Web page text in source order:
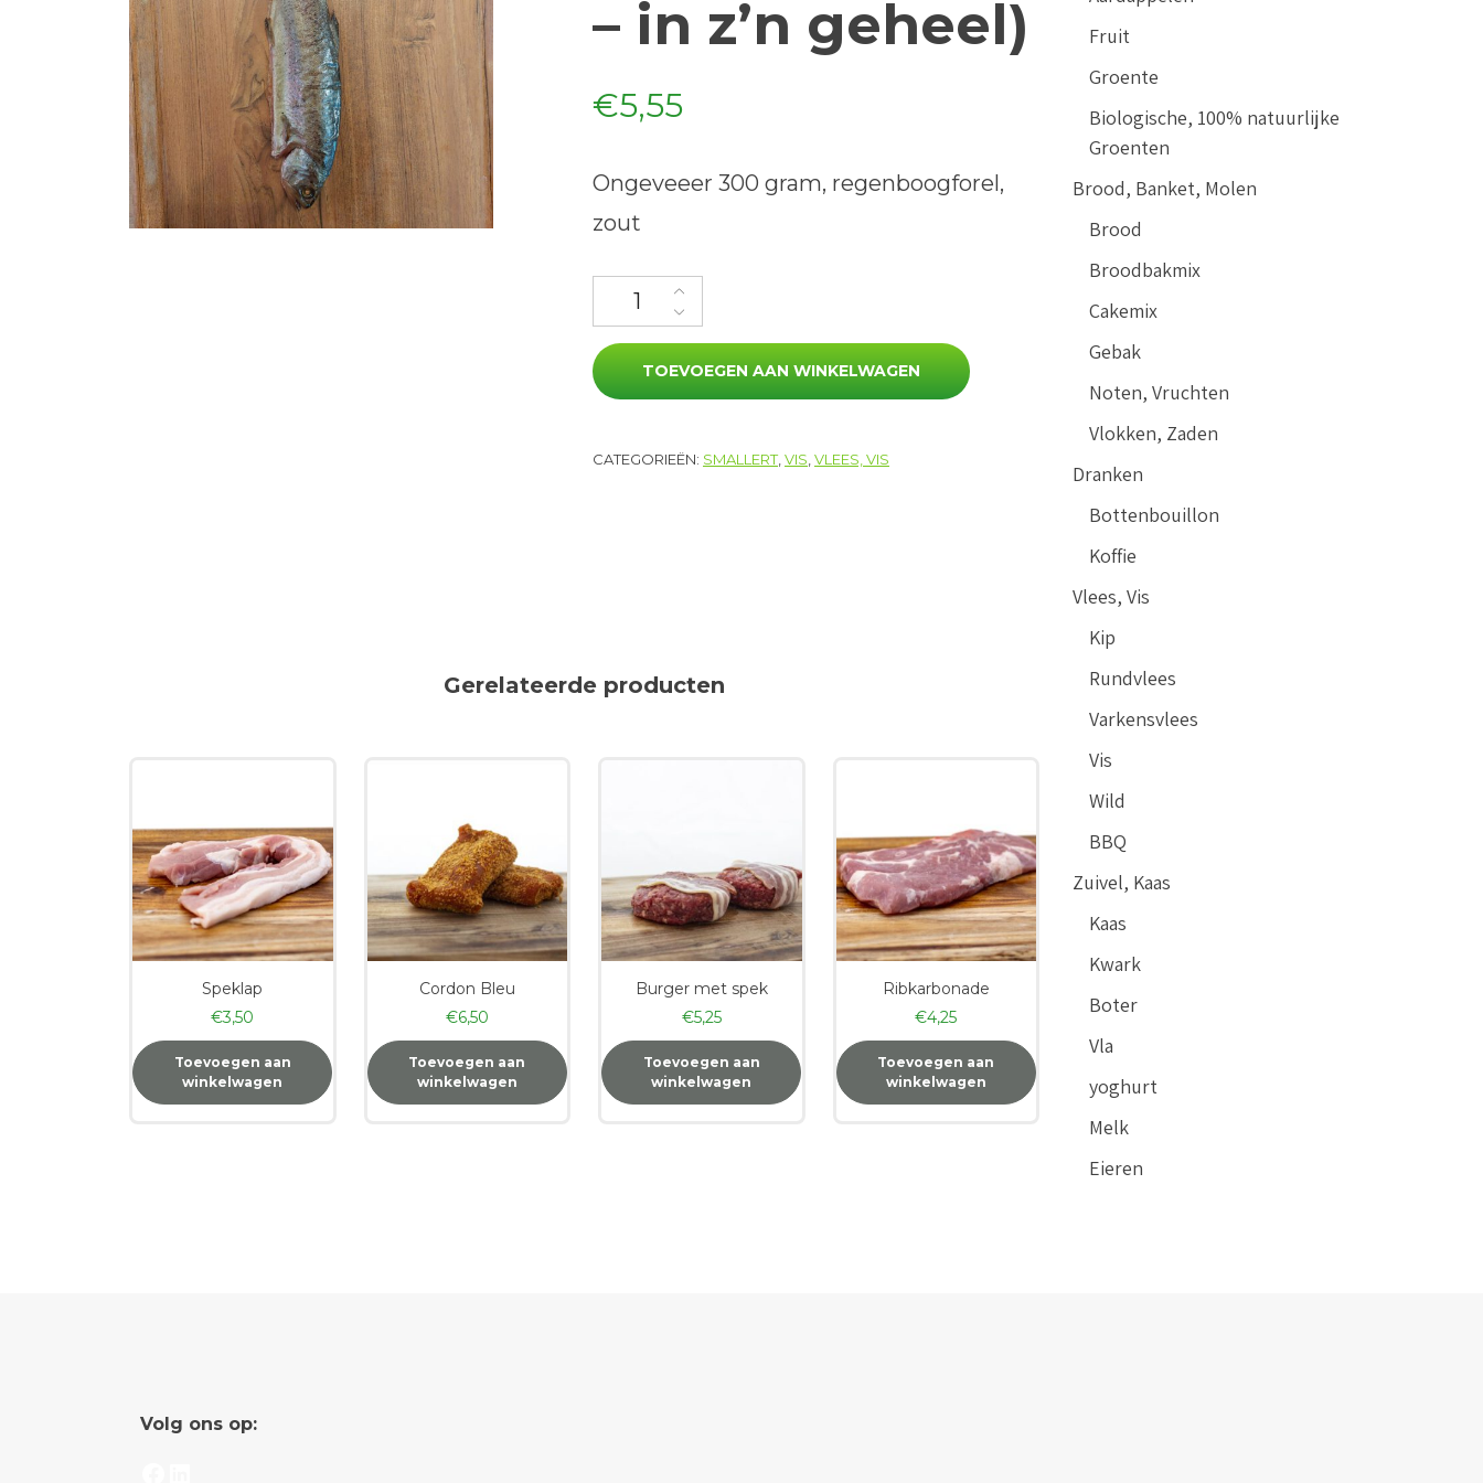
– in z’n geheel)
€5,55
Ongeveeer 300 gram, regenboogforel,
zout
Forel (gerookt - in z'n geheel) aantal
TOEVOEGEN AAN WINKELWAGEN
CATEGORIEËN: SMALLERT, VIS VLEES, VIS
Gerelateerde producten
Speklap
€3,50
Toevoegen aan
winkelwagen
Cordon Bleu
€6,50
Toevoegen aan
winkelwagen
Burger met spek
€5,25
Toevoegen aan
winkelwagen
Ribkarbonade
€4,25
Toevoegen aan
winkelwagen
Fruit
Groente
Biologische, 100% natuurlijke
Groenten
Brood, Banket, Molen
Brood
Broodbakmix
Cakemix
Gebak
Noten, Vruchten
Vlokken, Zaden
Dranken
Bottenbouillon
Koffie
Vlees, Vis
Kip
Rundvlees
Varkensvlees
Vis
Wild
BBQ
Zuivel, Kaas
Kaas
Kwark
Boter
Vla
yoghurt
Melk
Eieren
Volg ons op: